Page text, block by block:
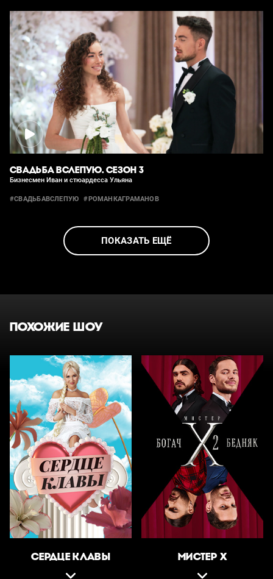
СВАДЬБА ВСЛЕПУЮ. СЕЗОН 3
Бизнесмен Иван и стюардесса Ульяна
#СВАДЬБАВСЛЕПУЮ #РОМАНКАГРАМАНОВ
ПОКАЗАТЬ ЕЩЁ
ПОХОЖИЕ ШОУ
СЕРДЦЕ КЛАВЫ МИСТЕР Х